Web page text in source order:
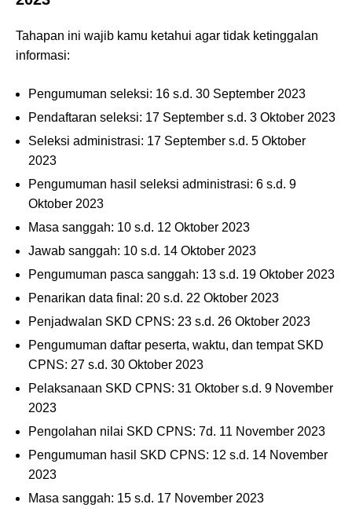
Tahapan ini wajib kamu ketahui agar tidak ketinggalan
informasi:
Pengumuman seleksi: 16 s.d. 30 September 2023
Pendaftaran seleksi: 17 September s.d. 3 Oktober 2023
Seleksi administrasi: 17 September s.d. 5 Oktober
2023
Pengumuman hasil seleksi administrasi: 6 s.d. 9
Oktober 2023
Masa sanggah: 10 s.d. 12 Oktober 2023
Jawab sanggah: 10 s.d. 14 Oktober 2023
Pengumuman pasca sanggah: 13 s.d. 19 Oktober 2023
Penarikan data final: 20 s.d. 22 Oktober 2023
Penjadwalan SKD CPNS: 23 s.d. 26 Oktober 2023
Pengumuman daftar peserta, waktu, dan tempat SKD
CPNS: 27 s.d. 30 Oktober 2023
Pelaksanaan SKD CPNS: 31 Oktober s.d. 9 November
2023
Pengolahan nilai SKD CPNS: 7d. 11 November 2023
Pengumuman hasil SKD CPNS: 12 s.d. 14 November
2023
Masa sanggah: 15 s.d. 17 November 2023